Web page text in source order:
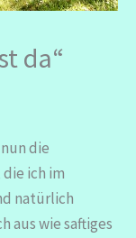
da“
die
ich im
natürlich
aus wie saftiges